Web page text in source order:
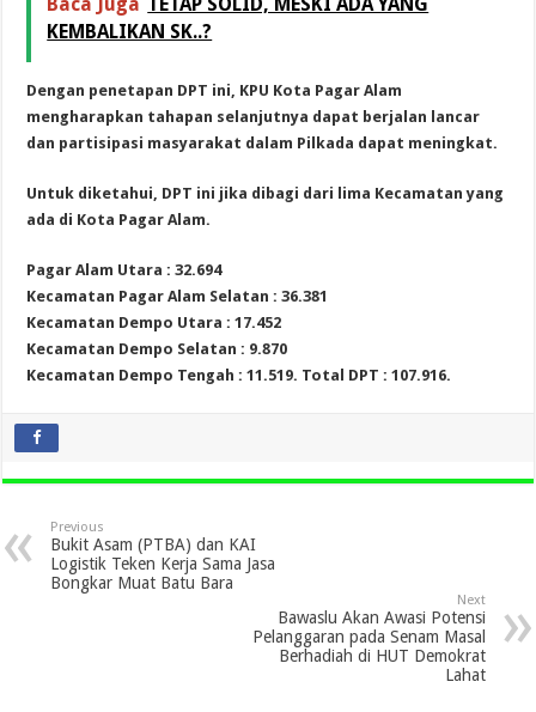
KEMBALIKAN SK..?
Dengan penetapan DPT ini, KPU Kota Pagar Alam
mengharapkan tahapan selanjutnya dapat berjalan lancar
dan partisipasi masyarakat dalam Pilkada dapat meningkat.
Untuk diketahui, DPT ini jika dibagi dari lima Kecamatan yang
ada di Kota Pagar Alam.
Pagar Alam Utara : 32.694
Kecamatan Pagar Alam Selatan : 36.381
Kecamatan Dempo Utara : 17.452
Kecamatan Dempo Selatan : 9.870
Kecamatan Dempo Tengah : 11.519. Total DPT : 107.916.
Previous
Bukit Asam (PTBA) dan KAI
Logistik Teken Kerja Sama Jasa
Bongkar Muat Batu Bara
Next
Bawaslu Akan Awasi Potensi
Pelanggaran pada Senam Masal
Berhadiah di HUT Demokrat
Lahat